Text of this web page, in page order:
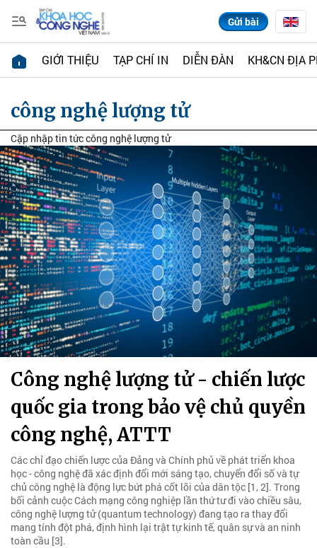
Gửi bài
GIỚI THIỆU TẠP CHÍ IN DIỄN ĐÀN KH&CN ĐỊA
công nghệ lượng tử
Cập nhập tin tức công nghệ lượng tử
Công nghệ lượng tử - chiến lược
quốc gia trong bảo vệ chủ quyền
công nghệ, ATTT
Các chỉ đạo chiến lược của Đảng và Chính phủ về phát triển khoa
học - công nghệ đã xác định đổi mới sáng tạo, chuyển đổi số và tự
chủ công nghệ là động lực bứt phá cốt lõi của dân tộc [1, 2]. Trong
bối cảnh cuộc Cách mạng công nghiệp lần thứ tư đi vào chiều sâu,
công nghệ lượng tử (quantum technology) đang tạo ra thay đổi
mang tính đột phá, định hình lại trật tự kinh tế, quân sự và an ninh
toàn cầu [3].